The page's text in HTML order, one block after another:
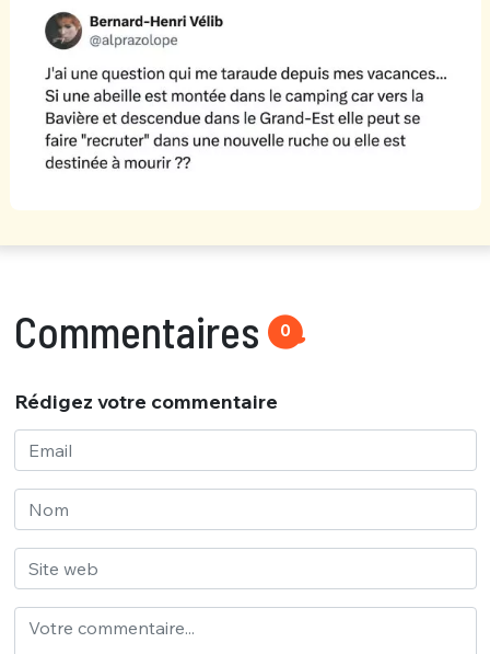
Commentaires 0
Rédigez votre commentaire